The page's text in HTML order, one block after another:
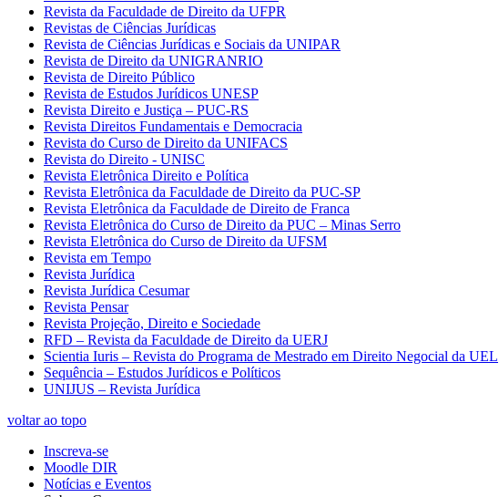
Revista da Faculdade de Direito da UFPR
Revistas de Ciências Jurídicas
Revista de Ciências Jurídicas e Sociais da UNIPAR
Revista de Direito da UNIGRANRIO
Revista de Direito Público
Revista de Estudos Jurídicos UNESP
Revista Direito e Justiça – PUC-RS
Revista Direitos Fundamentais e Democracia
Revista do Curso de Direito da UNIFACS
Revista do Direito - UNISC
Revista Eletrônica Direito e Política
Revista Eletrônica da Faculdade de Direito da PUC-SP
Revista Eletrônica da Faculdade de Direito de Franca
Revista Eletrônica do Curso de Direito da PUC – Minas Serro
Revista Eletrônica do Curso de Direito da UFSM
Revista em Tempo
Revista Jurídica
Revista Jurídica Cesumar
Revista Pensar
Revista Projeção, Direito e Sociedade
RFD – Revista da Faculdade de Direito da UERJ
Scientia Iuris – Revista do Programa de Mestrado em Direito Negocial da UEL
Sequência – Estudos Jurídicos e Políticos
UNIJUS – Revista Jurídica
voltar ao topo
Inscreva-se
Moodle DIR
Notícias e Eventos